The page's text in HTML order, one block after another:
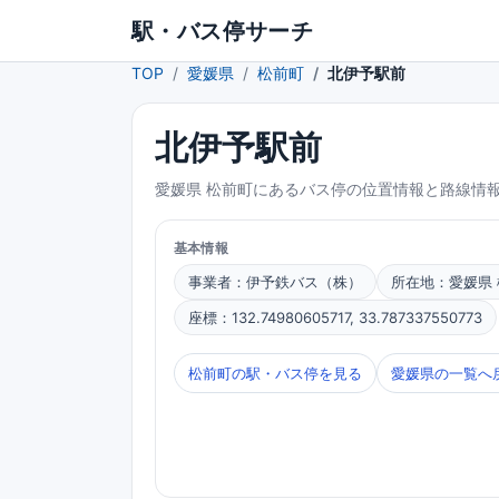
駅・バス停サーチ
TOP 愛媛県 松前町 北伊予駅前
北伊予駅前
愛媛県 松前町にあるバス停の位置情報と路線情
基本情報
事業者：伊予鉄バス（株）
所在地：愛媛県
座標：132.74980605717, 33.787337550773
松前町の駅・バス停を見る 愛媛県の一覧へ